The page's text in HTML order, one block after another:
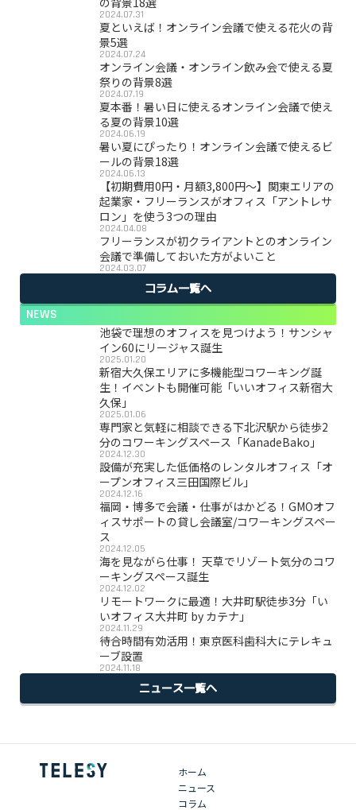
2024.07.31
夏といえば！オンライン会議で使える花火の背
景5選
2024.07.24
オンライン会議・オンライン飲み会で使える夏
祭りの背景8選
2024.07.19
夏本番！暑い日に使えるオンライン会議で使え
る夏の背景10選
2024.06.19
暑い夏にぴったり！オンライン会議で使えるビ
ールの背景18選
2024.06.13
【初期費用0円・月額3,800円〜】関東エリアの
起業家・フリーランスがオフィス「アントレサ
ロン」を使う3つの理由
2024.04.08
フリーランスが初クライアントとのオンライン
会議で準備しておいた方がよいこと
2024.03.07
コラム一覧へ
NEWS
池袋で理想のオフィスを見つけよう！サンシャ
イン60にリージャス誕生
2025.01.20
新宿大久保エリアに多機能型コワーキング誕
生！イベントも開催可能「いいオフィス新宿大
久保」
2025.01.06
専門家と気軽に相談できる下北沢駅から徒歩2
分のコワーキングスペース「KanadeBako」
2024.12.30
設備が充実した低価格のレンタルオフィス「オ
ープンオフィス三田国際ビル」
2024.12.16
福岡・博多で会議・仕事がはかどる！GMOオフ
ィスサポートの貸し会議室/コワーキングスペー
ス
2024.12.05
海を見ながら仕事！ 天草でリゾート気分のコワ
ーキングスペース誕生
2024.12.02
リモートワークに最適！大井町駅徒歩3分「い
いオフィス大井町 by カテナ」
2024.11.29
待合時間有効活用！東京医科歯科大にテレキュ
ーブ設置
2024.11.18
ニュース一覧へ
ホーム
ニュース
コラム